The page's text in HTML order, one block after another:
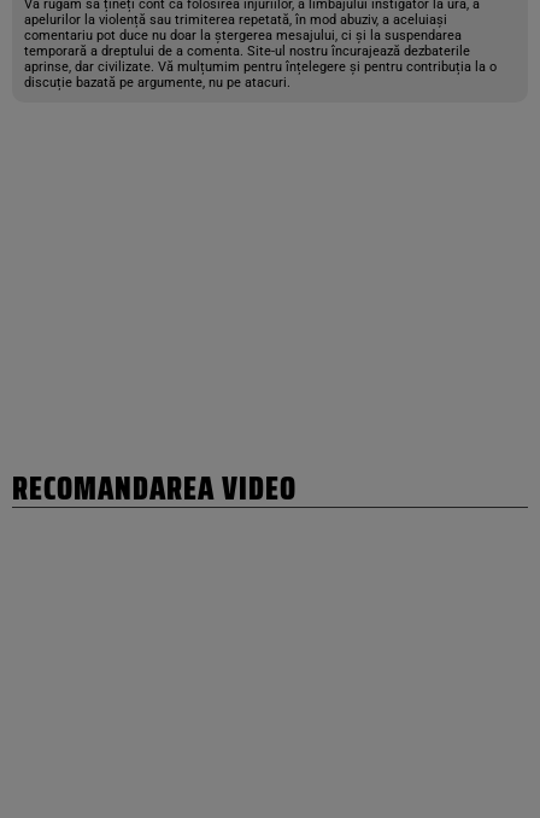
Vă rugăm să țineți cont că folosirea injuriilor, a limbajului instigator la ură, a
apelurilor la violență sau trimiterea repetată, în mod abuziv, a aceluiași
comentariu pot duce nu doar la ștergerea mesajului, ci și la suspendarea
temporară a dreptului de a comenta. Site-ul nostru încurajează dezbaterile
aprinse, dar civilizate. Vă mulțumim pentru înțelegere și pentru contribuția la o
discuție bazată pe argumente, nu pe atacuri.
RECOMANDAREA VIDEO